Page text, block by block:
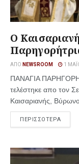
Ο
ΑΠΌ NEWSROOM 1
ΠΑΝΑΓΙΑ
τελέστηκε απο τον
Καισαριανής,
ΠΕΡΙΣΣΟΤΕΡΑ